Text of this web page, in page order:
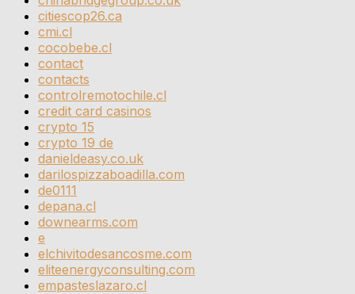
citiescop26.ca
cmi.cl
cocobebe.cl
contact
contacts
controlremotochile.cl
credit card casinos
crypto 15
crypto 19 de
danieldeasy.co.uk
darilospizzaboadilla.com
de0111
depana.cl
downearms.com
e
elchivitodesancosme.com
eliteenergyconsulting.com
empasteslazaro.cl